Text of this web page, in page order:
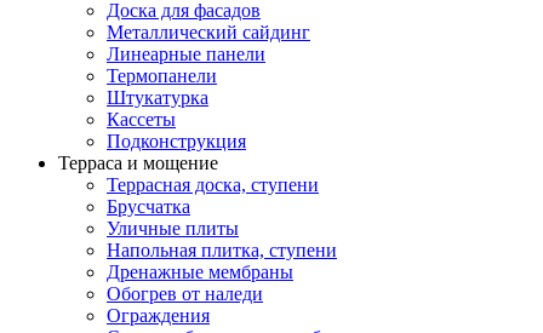
Доска для фасадов
Металлический сайдинг
Линеарные панели
Термопанели
Штукатурка
Кассеты
Подконструкция
Терраса и мощение
Террасная доска, ступени
Брусчатка
Уличные плиты
Напольная плитка, ступени
Дренажные мембраны
Обогрев от наледи
Ограждения